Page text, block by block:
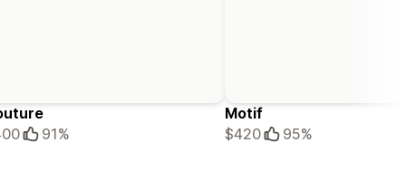
91%
Motif
$420
95%